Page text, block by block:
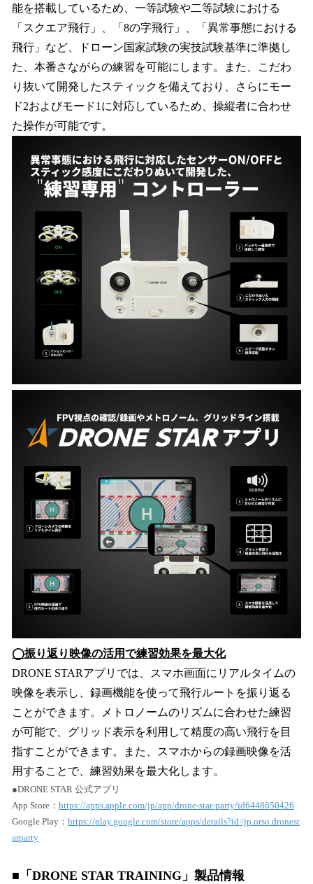
能を搭載しているため、一等試験や二等試験における
「スクエア飛行」、「8の字飛行」、「異常事態における
飛行」など、ドローン国家試験の実技試験基準に準拠し
た、本番さながらの練習を可能にします。また、こだわ
り抜いて開発したスティックを備えており、さらにモー
ド2およびモード1に対応しているため、操縦者に合わせ
た操作が可能です。
◯振り返り映像の活用で練習効果を最大化
DRONE STARアプリでは、スマホ画面にリアルタイムの
映像を表示し、録画機能を使って飛行ルートを振り返る
ことができます。メトロノームのリズムに合わせた練習
が可能で、グリッド表示を利用して精度の高い飛行を目
指すことができます。また、スマホからの録画映像を活
用することで、練習効果を最大化します。
●DRONE STAR 公式アプリ
App Store： https://apps.apple.com/jp/app/drone-star-party/id6448650426
Google Play： https://play.google.com/store/apps/details?id=jp.orso.dronest
arparty
■「DRONE STAR TRAINING」製品情報